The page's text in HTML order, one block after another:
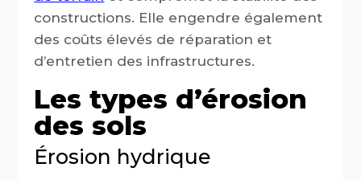
constructions. Elle engendre également
des coûts élevés de réparation et
d’entretien des infrastructures.
Les types d’érosion
des sols
Érosion hydrique